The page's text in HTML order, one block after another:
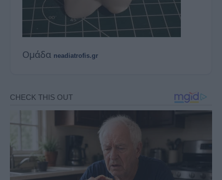
Ομάδα neadiatrofis.gr